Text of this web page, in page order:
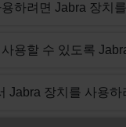
하려면 Jabra 장치
용할 수 있도록
Jabra 장치를 사용